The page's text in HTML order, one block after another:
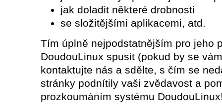
jak doladit některé drobnosti
se složitějšími aplikacemi, atd.
Tím úplně nejpodstatnějším pro jeho
DoudouLinux spusit (pokud by se
kontaktujte nás a sdělte, s čím se
stránky podnítily vaši zvědavost a
prozkoumáním systému